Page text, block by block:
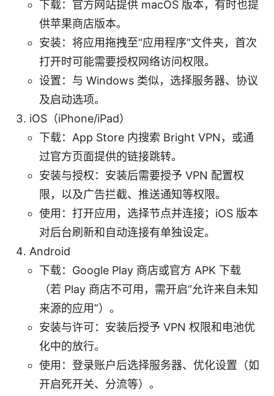
下载：官方网站提供 macOS 版本，有时也提
供苹果商店版本。
安装：将应用拖拽至“应用程序”文件夹，首次
打开时可能需要授权网络访问权限。
设置：与 Windows 类似，选择服务器、协议
及启动选项。
iOS（iPhone/iPad）
下载：App Store 内搜索 Bright VPN，或通
过官方页面提供的链接跳转。
安装与授权：安装后需要授予 VPN 配置权
限，以及广告拦截、推送通知等权限。
使用：打开应用，选择节点并连接；iOS 版本
对后台刷新和自动连接有单独设定。
Android
下载：Google Play 商店或官方 APK 下载
（若 Play 商店不可用，需开启“允许来自未知
来源的应用”）。
安装与许可：安装后授予 VPN 权限和电池优
化中的放行。
使用：登录账户后选择服务器、优化设置（如
开启死开关、分流等）。